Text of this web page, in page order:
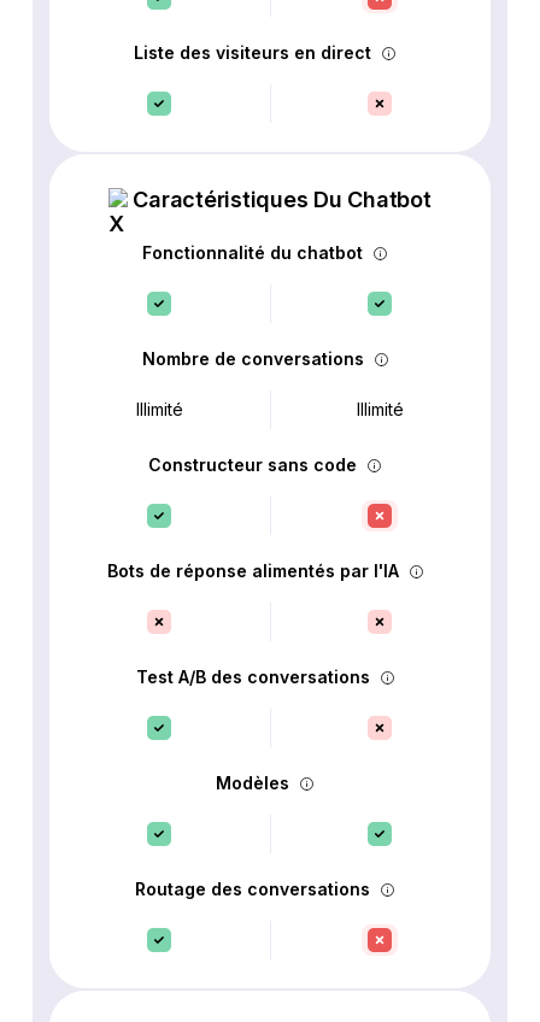
Liste des visiteurs en direct
Caractéristiques Du Chatbot
Fonctionnalité du chatbot
Nombre de conversations
Illimité Illimité
Constructeur sans code
Bots de réponse alimentés par l'IA
Test A/B des conversations
Modèles
Routage des conversations